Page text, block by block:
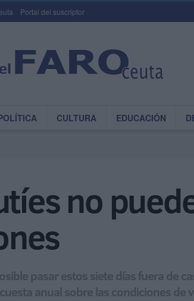
Portal del suscriptor
CULTURA EDUCACIÓN
no
pasar estos siete días fuera de
anual sobre las condiciones de